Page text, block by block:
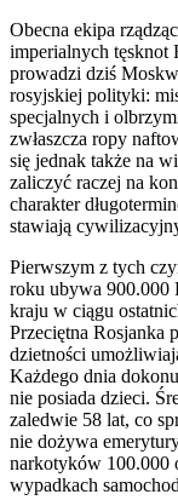
Obecna ekipa
imperialnych tęsknot
prowadzi dziś
rosyjskiej polityki:
specjalnych i
zwłaszcza ropy
się jednak także na
zaliczyć raczej na
charakter
stawiają
Pierwszym z tych
roku ubywa 900.000
kraju w ciągu
Przeciętna Rosjanka
dzietności
Każdego dnia
nie posiada dzieci.
zaledwie 58 lat, co
nie dożywa
narkotyków 100.000
wypadkach